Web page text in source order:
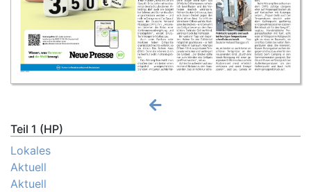
Teil 1 (HP)
Lokales
Aktuell
Aktuell